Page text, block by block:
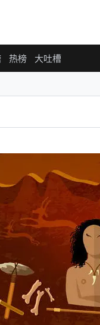
热榜 大吐槽